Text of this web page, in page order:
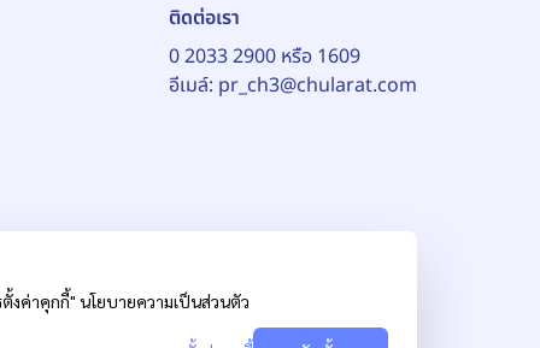
ติดต่อเรา
0 2033 2900 หรือ 1609
อีเมล์: pr_ch3@chularat.com
งค่าคุกกี้" นโยบายความเป็นส่วนตัว